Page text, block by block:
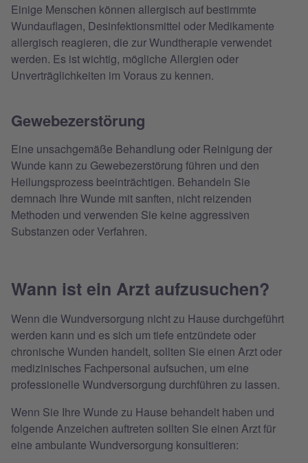
Einige Menschen können allergisch auf bestimmte
Wundauflagen, Desinfektionsmittel oder Medikamente
allergisch reagieren, die zur Wundtherapie verwendet
werden. Es ist wichtig, mögliche Allergien oder
Unverträglichkeiten im Voraus zu kennen.
Gewebezerstörung
Eine unsachgemäße Behandlung oder Reinigung der
Wunde kann zu Gewebezerstörung führen und den
Heilungsprozess beeinträchtigen. Behandeln Sie
demnach Ihre Wunde mit sanften, nicht reizenden
Methoden und verwenden Sie keine aggressiven
Substanzen oder Verfahren.
Wann ist ein Arzt aufzusuchen?
Wenn die Wundversorgung nicht zu Hause durchgeführt
werden kann und es sich um tiefe entzündete oder
chronische Wunden handelt, sollten Sie einen Arzt oder
medizinisches Fachpersonal aufsuchen, um eine
professionelle Wundversorgung durchführen zu lassen.
Wenn Sie Ihre Wunde zu Hause behandelt haben und
folgende Anzeichen auftreten sollten Sie einen Arzt für
eine ambulante Wundversorgung konsultieren: